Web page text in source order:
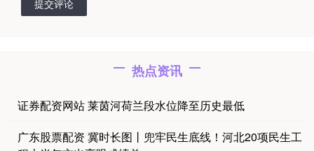
提交评论
热点资讯
证券配资网站 莱茵河荷兰段水位降至历史最低
广东股票配资 冀时长图丨兜牢民生底线！河北20项民生工